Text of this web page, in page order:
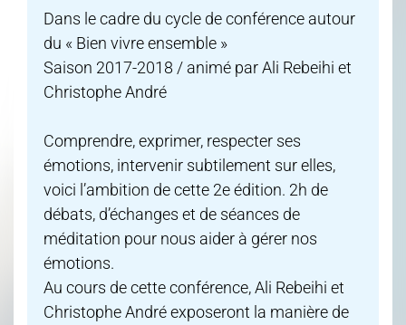
Dans le cadre du cycle de conférence autour
du « Bien vivre ensemble »
Saison 2017-2018 / animé par Ali Rebeihi et
Christophe André
Comprendre, exprimer, respecter ses
émotions, intervenir subtilement sur elles,
voici l’ambition de cette 2e édition. 2h de
débats, d’échanges et de séances de
méditation pour nous aider à gérer nos
émotions.
Au cours de cette conférence, Ali Rebeihi et
Christophe André exposeront la manière de